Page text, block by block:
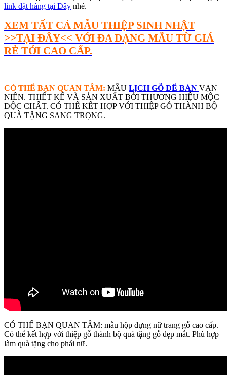
link đặt hàng tại Đây nhé.
XEM TẤT CẢ MẪU THIỆP SINH NHẬT
>>TẠI ĐÂY<< VỚI ĐA DẠNG MẪU TỪ GIÁ
RẺ TỚI CAO CẤP.
CÓ THỂ BẠN QUAN TÂM: MẪU LỊCH GỖ ĐỂ BÀN VẠN
NIÊN. THIẾT KẾ VÀ SẢN XUẤT BỞI THƯƠNG HIỆU MỘC
ĐỘC CHẤT. CÓ THỂ KẾT HỢP VỚI THIỆP GỖ THÀNH BỘ
QUÀ TẶNG SANG TRỌNG.
CÓ THỂ BẠN QUAN TÂM: mẫu hộp đựng nữ trang gỗ cao cấp.
Có thể kết hợp với thiệp gỗ thành bộ quà tặng gỗ đẹp mắt. Phù hợp
làm quà tặng cho phái nữ.